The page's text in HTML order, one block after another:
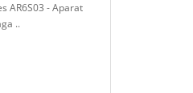
AR6S03 - Aparat
..